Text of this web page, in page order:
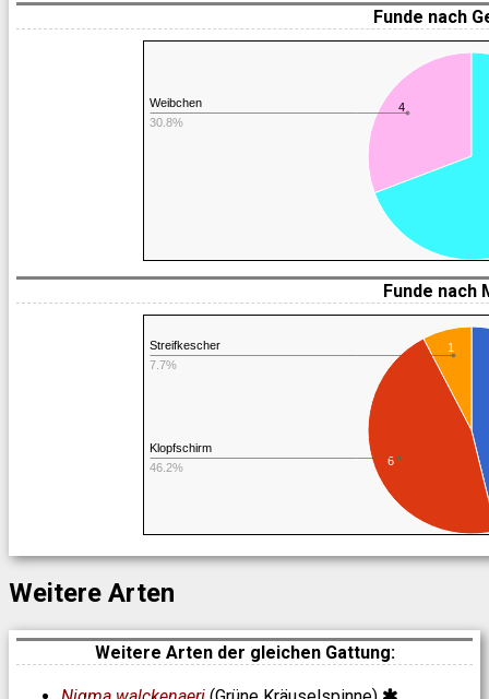
Funde nach
4
Weibchen
30.8%
Funde nach
1
6
Klopfschirm
46.2%
Streifkescher
7.7%
Weitere Arten
Weitere Arten der gleichen Gattung: